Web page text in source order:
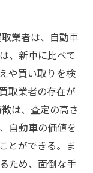
業者は、自動車
、新車に比べて
や買い取りを検
取業者の存在が
は、査定の高さ
自動車の価値を
とができる。ま
ため、面倒な手